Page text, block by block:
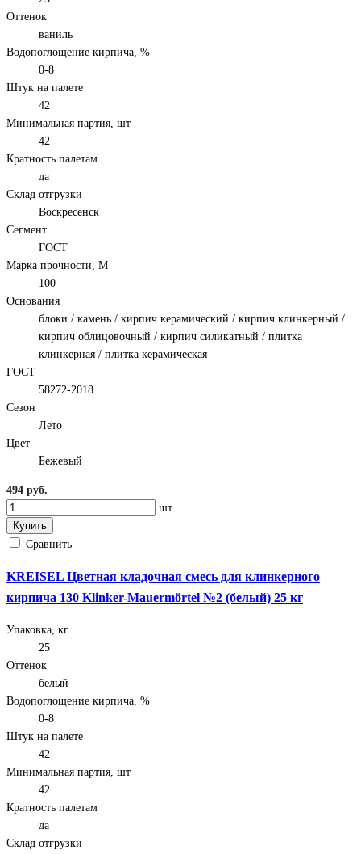
Оттенок
ваниль
Водопоглощение кирпича, %
0-8
Штук на палете
42
Минимальная партия, шт
42
Кратность палетам
да
Склад отгрузки
Воскресенск
Сегмент
ГОСТ
Марка прочности, М
100
Основания
блоки / камень / кирпич керамический / кирпич клинкерный /
кирпич облицовочный / кирпич силикатный / плитка
клинкерная / плитка керамическая
ГОСТ
58272-2018
Сезон
Лето
Цвет
Бежевый
494 руб.
шт
Купить
Сравнить
KREISEL Цветная кладочная смесь для клинкерного
кирпича 130 Klinker-Mauermörtel №2 (белый) 25 кг
Упаковка, кг
25
Оттенок
белый
Водопоглощение кирпича, %
0-8
Штук на палете
42
Минимальная партия, шт
42
Кратность палетам
да
Склад отгрузки